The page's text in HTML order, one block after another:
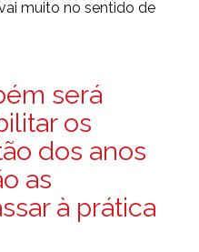
muito no sentido de
será
os
dos anos
as
à prática